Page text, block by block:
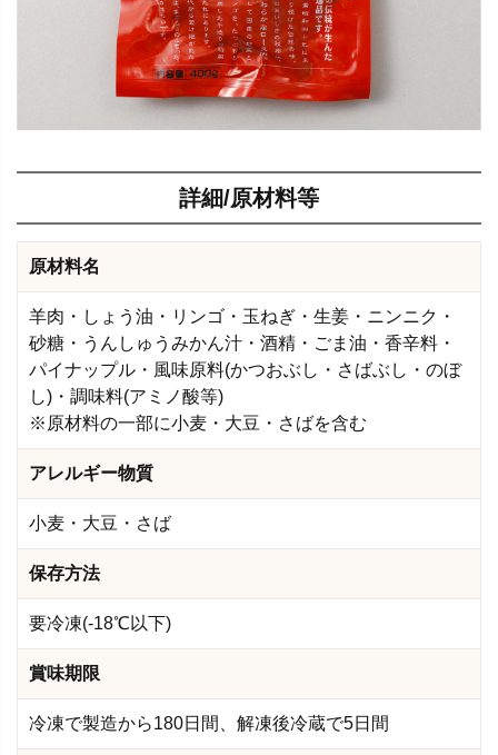
詳細/原材料等
原材料名
羊肉・しょう油・リンゴ・玉ねぎ・生姜・ニンニク・
砂糖・うんしゅうみかん汁・酒精・ごま油・香辛料・
パイナップル・風味原料(かつおぶし・さばぶし・のぼ
し)・調味料(アミノ酸等)
※原材料の一部に小麦・大豆・さばを含む
アレルギー物質
小麦・大豆・さば
保存方法
要冷凍(-18℃以下)
賞味期限
冷凍で製造から180日間、解凍後冷蔵で5日間